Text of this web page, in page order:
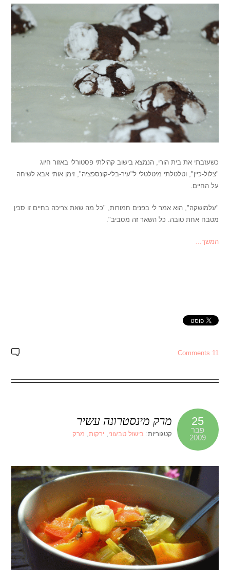
כשעזבתי את בית הורי, הנמצא בישוב קהילתי פסטורלי באזור חיוג
"צלול-כיין", וטלטלתי מיטלטלי ל"עיר-בלי-קונספציה", זימן אותי אבא לשיחה
על החיים.
"עלמושקה", הוא אמר לי בפנים חמורות, "כל מה שאת צריכה בחיים זו סכין
מטבח אחת טובה. כל השאר זה מסביב".
המשך…
11 Comments
25
פבר
2009
מרק מינסטרונה עשיר
קטגוריות: בישול טבעוני ,ירקות מרק